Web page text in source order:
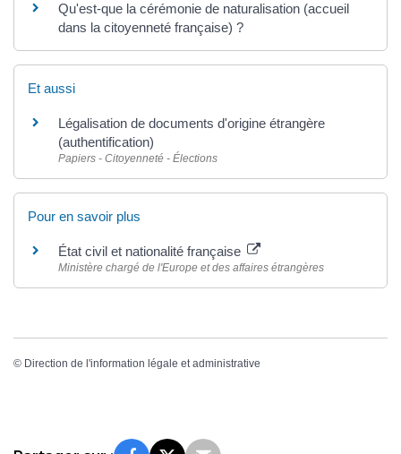
Qu'est-que la cérémonie de naturalisation (accueil
dans la citoyenneté française) ?
Et aussi
Légalisation de documents d'origine étrangère
(authentification)
Papiers - Citoyenneté - Élections
Pour en savoir plus
État civil et nationalité française
Ministère chargé de l'Europe et des affaires étrangères
© Direction de l'information légale et administrative